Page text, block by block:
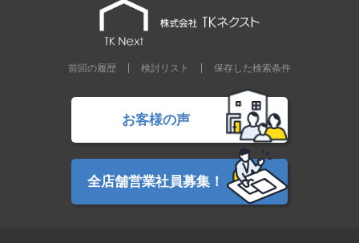
前回の履歴 検討リスト 保存した検索条件
お客様の声
全店舗営業社員募集！